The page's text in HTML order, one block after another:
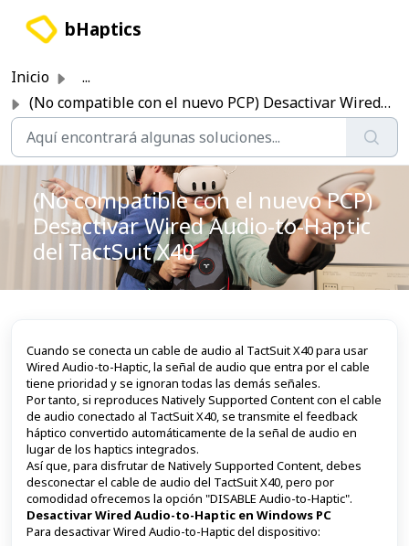
bHaptics
Inicio
...
(No compatible con el nuevo PCP) Desactivar Wired Audio-t...
(No compatible con el nuevo PCP)
Desactivar Wired Audio-to-Haptic
del TactSuit X40
Cuando se conecta un cable de audio al TactSuit X40 para usar
Wired Audio-to-Haptic, la señal de audio que entra por el cable
tiene prioridad y se ignoran todas las demás señales.
Por tanto, si reproduces Natively Supported Content con el cable
de audio conectado al TactSuit X40, se transmite el feedback
háptico convertido automáticamente de la señal de audio en
lugar de los haptics integrados.
Así que, para disfrutar de Natively Supported Content, debes
desconectar el cable de audio del TactSuit X40, pero por
comodidad ofrecemos la opción "DISABLE Audio-to-Haptic".
Desactivar Wired Audio-to-Haptic en Windows PC
Para desactivar Wired Audio-to-Haptic del dispositivo: